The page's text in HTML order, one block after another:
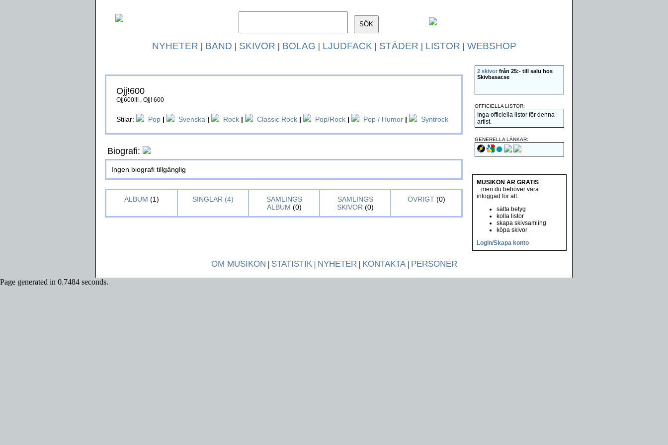
NYHETER | BAND | SKIVOR | BOLAG | LJUDFACK | STÄDER | LISTOR | WEBSHOP
Ojj!600
Ojj600!!! , Ojj! 600
Stilar: Pop | Svenska | Rock | Classic Rock | Pop/Rock | Pop / Humor | Syntrock
Biografi:
Ingen biografi tillgänglig
ALBUM (1) SINGLAR (4)
SAMLINGS
ALBUM (0)
SAMLINGS
SKIVOR (0)
ÖVRIGT(0)
2 skivor från 25:- till salu hos
Skivbasar.se
OFFICIELLA LISTOR:
Inga officiella listor för denna
artist.
GENERELLA LÄNKAR:
MUSIKON ÄR GRATIS
...men du behöver vara
inloggad för att:
sätta betyg
kolla listor
skapa skivsamling
köpa skivor
Login/Skapa konto
OM MUSIKON | STATISTIK| NYHETER| KONTAKTA| PERSONER
Page generated in 0.7484 seconds.